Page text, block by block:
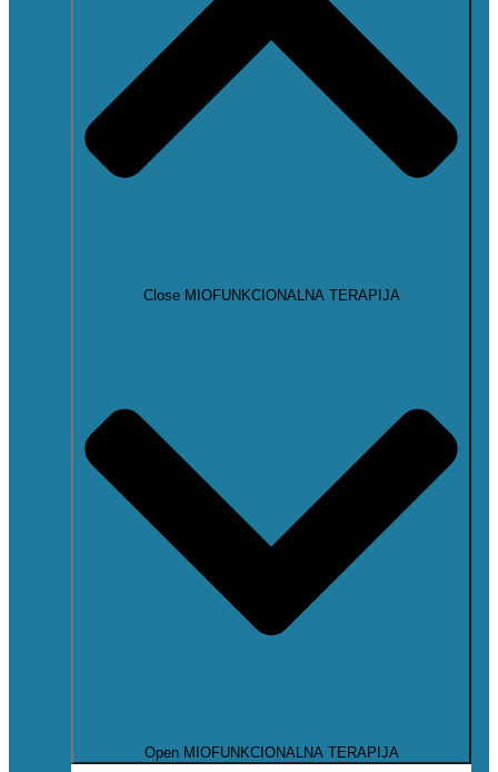
Close MIOFUNKCIONALNA TERAPIJA
Open MIOFUNKCIONALNA TERAPIJA